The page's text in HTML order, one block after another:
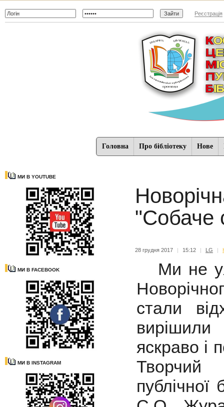
Реєстрація
Головна Про бібліотеку Нове
МИ В YOUTUBE
МИ В FACEBOOK
МИ В INSTAGRAM
"Собаче
28 грудня 2017 | 15:12 | LG |
Ми не
стали
вирішили
яскраво і
Творчий